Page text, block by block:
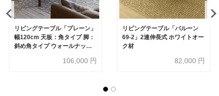
リビングテーブル「プレーン」
幅120cm 天板：角タイプ 脚：
斜め角タイプ ウォールナット
106,000 円
リビングテーブル「バルーン
69-2」2連伸長式 ホワイトオー
ク材
82,000 円